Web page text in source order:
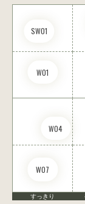
SW01
W01
W04
W07
すっきり